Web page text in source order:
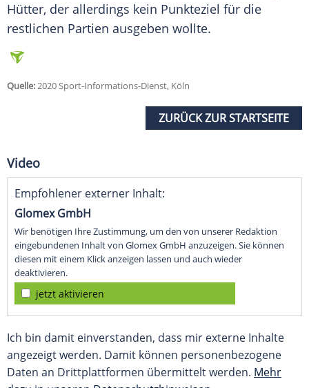
Hütter, der allerdings kein Punkteziel für die
restlichen Partien ausgeben wollte.
Quelle:2020 Sport-Informations-Dienst, Köln
ZURÜCK ZUR STARTSEITE
Video
Empfohlener externer Inhalt:
Glomex GmbH
Wir benötigen Ihre Zustimmung, um den von unserer Redaktion
eingebundenen Inhalt von Glomex GmbH anzuzeigen. Sie können
diesen mit einem Klick anzeigen lassen und auch wieder
deaktivieren.
jetzt aktivieren
Ich bin damit einverstanden, dass mir externe Inhalte
angezeigt werden. Damit können personenbezogene
Daten an Drittplattformen übermittelt werden. Mehr